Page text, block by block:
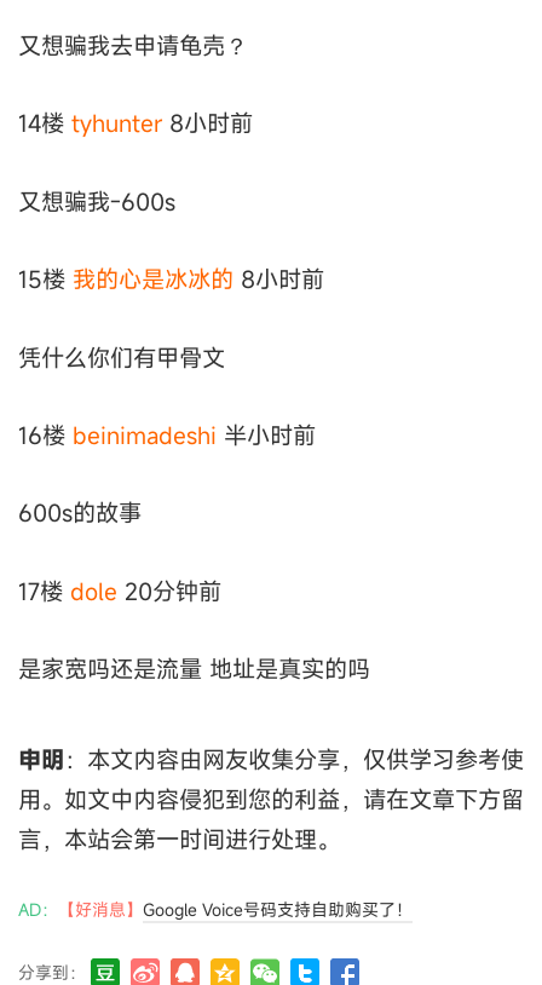
又想骗我去申请龟壳？
14楼 tyhunter 8小时前
又想骗我-600s
15楼 我的心是冰冰的 8小时前
凭什么你们有甲骨文
16楼 beinimadeshi 半小时前
600s的故事
17楼 dole 20分钟前
是家宽吗还是流量 地址是真实的吗
申明 ：本文内容由网友收集分享，仅供学习参考使
用。如文中内容侵犯到您的利益，请在文章下方留
言，本站会第一时间进行处理。
AD： 【好消息】 Google Voice号码支持自助购买了！
分享到：